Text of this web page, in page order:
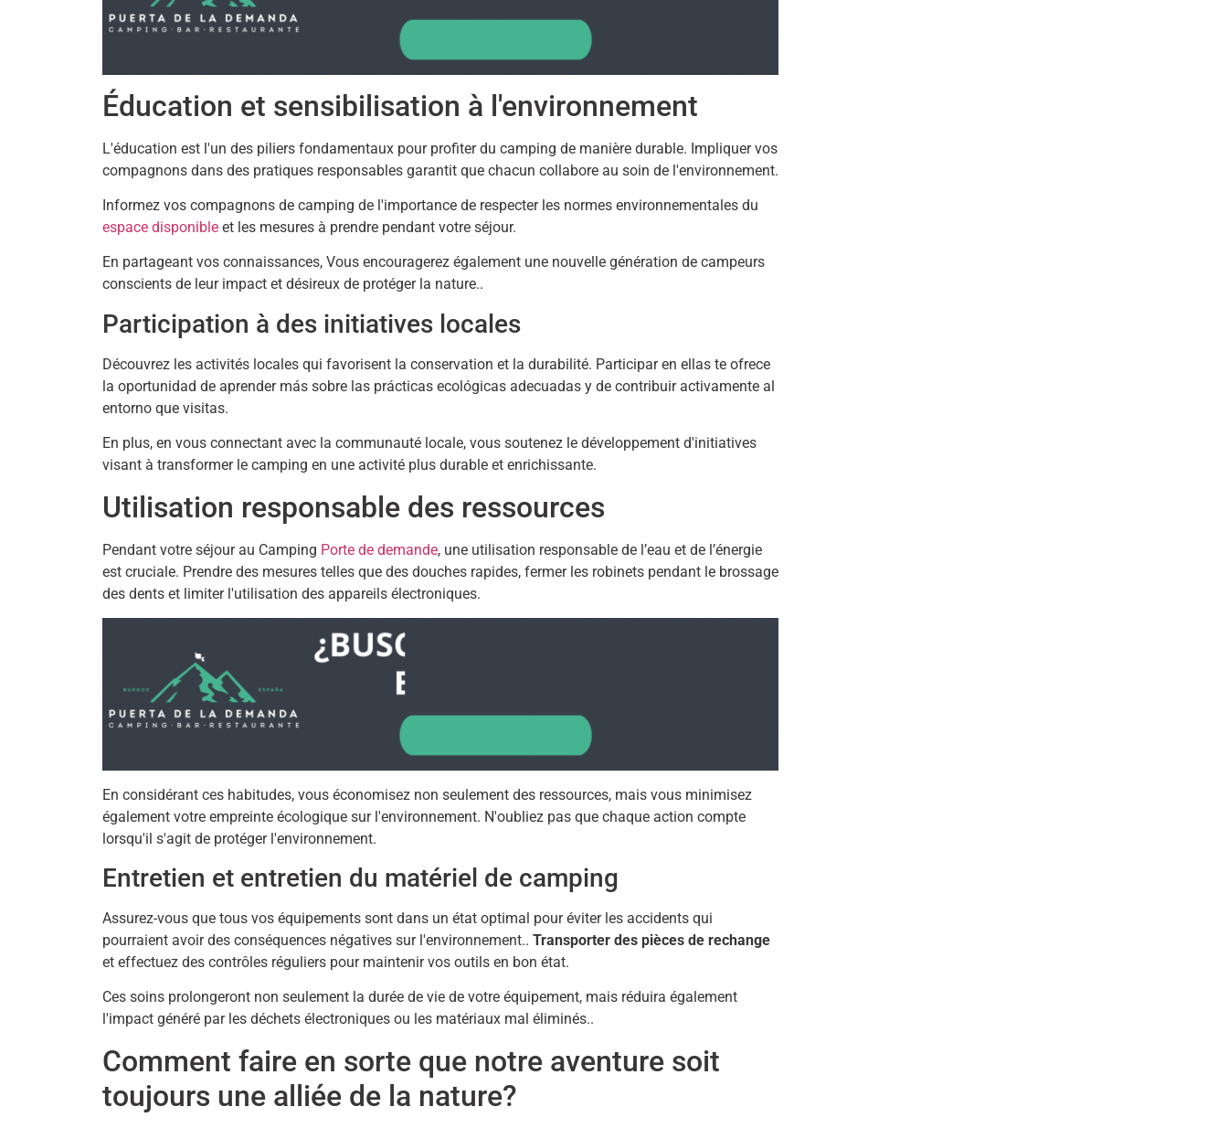
Éducation et sensibilisation à l'environnement
L'éducation est l'un des piliers fondamentaux pour profiter du camping de manière durable. Impliquer vos
compagnons dans des pratiques responsables garantit que chacun collabore au soin de l'environnement.
Informez vos compagnons de camping de l'importance de respecter les normes environnementales du
espace disponible et les mesures à prendre pendant votre séjour.
En partageant vos connaissances, Vous encouragerez également une nouvelle génération de campeurs
conscients de leur impact et désireux de protéger la nature..
Participation à des initiatives locales
Découvrez les activités locales qui favorisent la conservation et la durabilité. Participar en ellas te ofrece
la oportunidad de aprender más sobre las prácticas ecológicas adecuadas y de contribuir activamente al
entorno que visitas.
En plus, en vous connectant avec la communauté locale, vous soutenez le développement d'initiatives
visant à transformer le camping en une activité plus durable et enrichissante.
Utilisation responsable des ressources
Pendant votre séjour au Camping Porte de demande, une utilisation responsable de l’eau et de l’énergie
est cruciale. Prendre des mesures telles que des douches rapides, fermer les robinets pendant le brossage
des dents et limiter l'utilisation des appareils électroniques.
En considérant ces habitudes, vous économisez non seulement des ressources, mais vous minimisez
également votre empreinte écologique sur l'environnement. N'oubliez pas que chaque action compte
lorsqu'il s'agit de protéger l'environnement.
Entretien et entretien du matériel de camping
Assurez-vous que tous vos équipements sont dans un état optimal pour éviter les accidents qui
pourraient avoir des conséquences négatives sur l'environnement.. Transporter des pièces de rechange
et effectuez des contrôles réguliers pour maintenir vos outils en bon état.
Ces soins prolongeront non seulement la durée de vie de votre équipement, mais réduira également
l'impact généré par les déchets électroniques ou les matériaux mal éliminés..
Comment faire en sorte que notre aventure soit
toujours une alliée de la nature?